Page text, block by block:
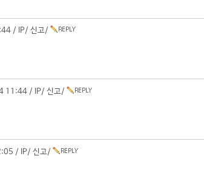
/ IP/ 신고/
11:44 / IP/ 신고/
/ IP/ 신고/